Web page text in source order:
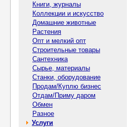
Книги, журналы
Коллекции и искусство
Домашние животные
Растения
Опт и мелкий опт
Строительные товары
Сантехника
Сырье, материалы
Станки, оборудование
Продам/Куплю бизнес
Отдам/Приму даром
Обмен
Разное
Услуги